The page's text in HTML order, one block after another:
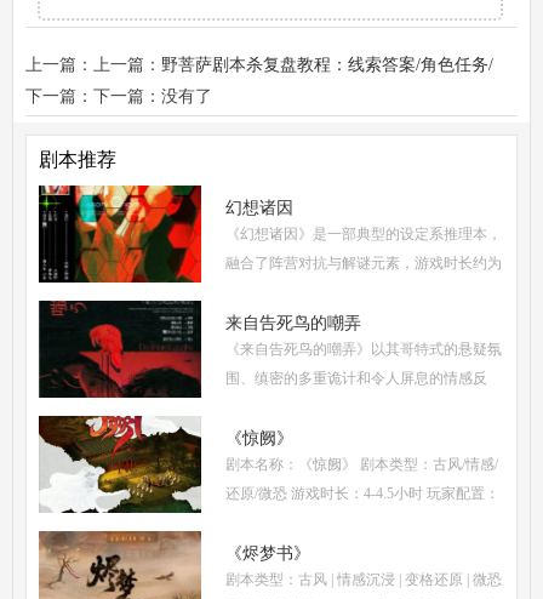
上一篇：上一篇： 野菩萨剧本杀复盘教程：线索答案/角色任务/
真相结局揭秘
下一篇：下一篇：没有了
剧本推荐
幻想诸因
《幻想诸因》是一部典型的设定系推理本，
融合了阵营对抗与解谜元素，游戏时长约为
从难度系数来看，属于进阶硬核级别，既保
持了足够的推
来自告死鸟的嘲弄
《来自告死鸟的嘲弄》以其哥特式的悬疑氛
围、缜密的多重诡计和令人屏息的情感反
单。本指南将从线索流程梳理、角色任务解
析、核心诡计拆
《惊阙》
剧本名称：《惊阙》 剧本类型：古风/情感/
还原/微恐 游戏时长：4-4.5小时 玩家配置：
杀部分体验测评内容，复盘答案仅需2步：
(1)关注微信公
《烬梦书》
剧本类型：古风 | 情感沉浸 | 变格还原 | 微恐